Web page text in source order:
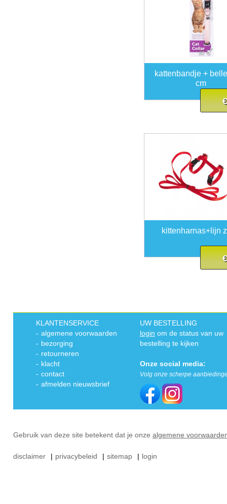
kattenbandje +
cm
kittenharnas+lijn
KLANTENSERVICE
- algemene voorwaarden
- bezorging
- retourneren
- klacht
- contact
- afmelden nieuwsbrief
UW BESTELLING
login om de status van uw
bestelling te kijken
Onze social media:
Volg onze scherpe
Gebruik van deze site betekent dat je onze algemene
disclaimer | privacybeleid | sitemap | login